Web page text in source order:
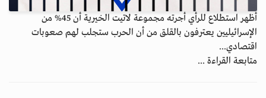
أظهر استطلاع للرأي أجرته مجموعة لاتيت الخيرية أن 45% من
الإسرائيليين يعترفون بالقلق من أن الحرب ستجلب لهم صعوبات
اقتصادي...
متابعة القراءة ...